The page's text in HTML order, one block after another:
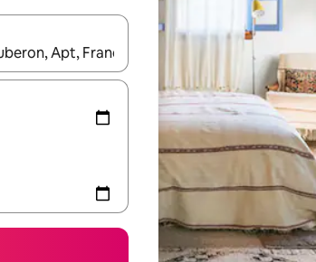
'ऐरो की' का इस्तेमाल करके नेविगेट करें या टच या फिर स्वाइप